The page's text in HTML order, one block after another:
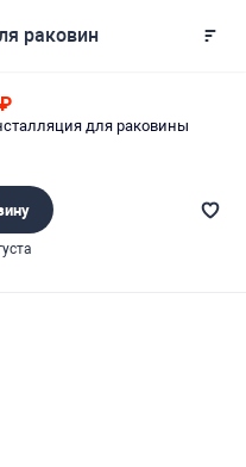
раковин
₽
для раковины